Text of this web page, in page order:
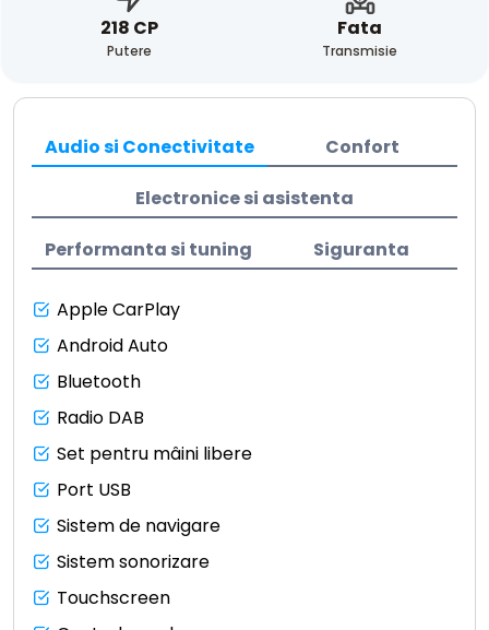
218 CP
Putere
Fata
Transmisie
Audio si Conectivitate Confort
Electronice si asistenta
Performanta si tuning Siguranta
Apple CarPlay
Android Auto
Bluetooth
Radio DAB
Set pentru mâini libere
Port USB
Sistem de navigare
Sistem sonorizare
Touchscreen